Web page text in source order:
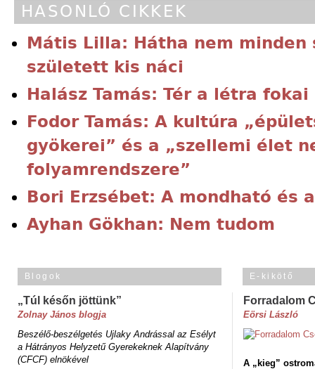
HASONLÓ CIKKEK
Mátis Lilla: Hátha nem
született kis náci
Halász Tamás: Tér a létra
Fodor Tamás: A kultúra
gyökerei” és a „szellemi élet
folyamrendszere”
Bori Erzsébet: A mondható és
Ayhan Gökhan: Nem tudom
Blogok
„Túl későn jöttünk”
Zolnay János blogja
Beszélő-beszélgetés Ujlaky Andrással az Esélyt
a Hátrányos Helyzetű Gyerekeknek Alapítvány
(CFCF) elnökével
E-kikötő
Forradalom
Eörsi László
A „kieg”